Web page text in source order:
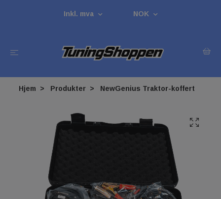
Inkl. mva NOK
Hjem Produkter NewGenius Traktor-koffert